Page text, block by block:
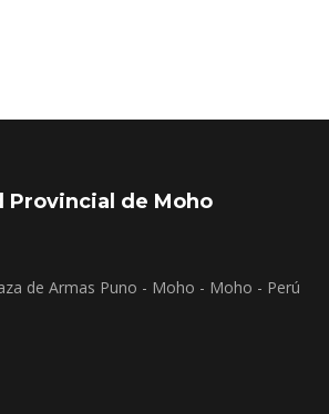
Provincial de Moho
de Armas Puno - Moho - Moho - Perú